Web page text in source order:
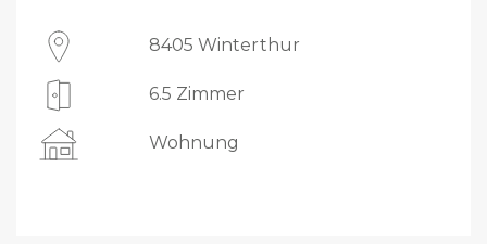
8405 Winterthur
6.5 Zimmer
Wohnung